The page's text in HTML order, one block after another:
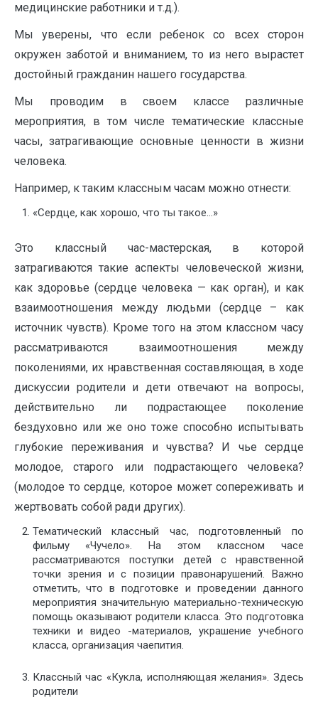
медицинские работники и т.д.).
Мы уверены, что если ребенок со всех сторон
окружен заботой и вниманием, то из него вырастет
достойный гражданин нашего государства.
Мы проводим в своем классе различные
мероприятия, в том числе тематические классные
часы, затрагивающие основные ценности в жизни
человека.
Например, к таким классным часам можно отнести:
«Сердце, как хорошо, что ты такое…»
Это классный час-мастерская, в которой
затрагиваются такие аспекты человеческой жизни,
как здоровье (сердце человека — как орган), и как
взаимоотношения между людьми (сердце – как
источник чувств). Кроме того на этом классном часу
рассматриваются взаимоотношения между
поколениями, их нравственная составляющая, в ходе
дискуссии родители и дети отвечают на вопросы,
действительно ли подрастающее поколение
бездуховно или же оно тоже способно испытывать
глубокие переживания и чувства? И чье сердце
молодое, старого или подрастающего человека?
(молодое то сердце, которое может сопереживать и
жертвовать собой ради других).
Тематический классный час, подготовленный по
фильму «Чучело». На этом классном часе
рассматриваются поступки детей с нравственной
точки зрения и с позиции правонарушений. Важно
отметить, что в подготовке и проведении данного
мероприятия значительную материально-техническую
помощь оказывают родители класса. Это подготовка
техники и видео -материалов, украшение учебного
класса, организация чаепития.
Классный час «Кукла, исполняющая желания». Здесь
родители